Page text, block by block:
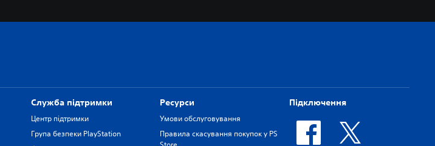
Служба підтримки
Центр підтримки
Група безпеки PlayStation
Ресурси
Умови обслуговування
Правила скасування покупок у PS
Підключення